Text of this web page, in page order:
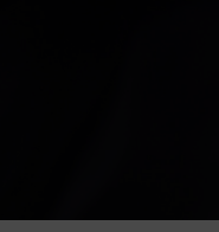
ilustrativas.